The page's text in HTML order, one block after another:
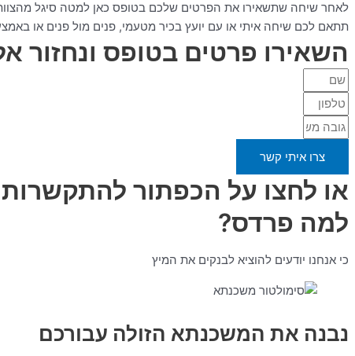
תתאם לכם שיחה איתי או עם יועץ בכיר מטעמי, פנים מול פנים או
השאירו פרטים בטופס ונחזור
צרו איתי קשר
או לחצו על הכפתור להתקשרות
למה פרדס?
כי אנחנו יודעים להוציא לבנקים את המיץ
נבנה את המשכנתא הזולה עבורכם